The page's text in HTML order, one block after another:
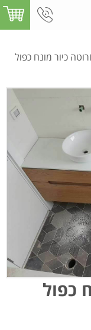
כיור מונח כפול
כפול